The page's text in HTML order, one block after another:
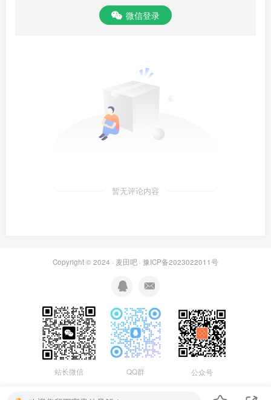
微信登录
暂无评论内容
Copyright © 2024 · 麦田吧 · 豫ICP备2023022011号
站长微信 QQ群 公众号